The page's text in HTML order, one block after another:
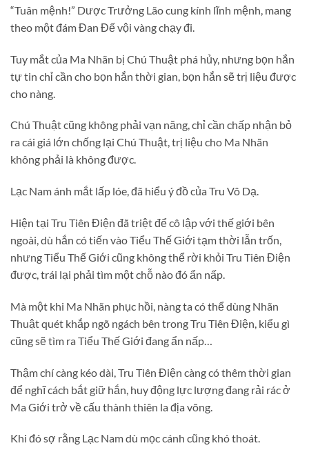
“Tuân mệnh!” Dược Trưởng Lão cung kính lĩnh mệnh, mang
theo một đám Đan Đế vội vàng chạy đi.
Tuy mắt của Ma Nhãn bị Chú Thuật phá hủy, nhưng bọn hắn
tự tin chỉ cần cho bọn hắn thời gian, bọn hắn sẽ trị liệu được
cho nàng.
Chú Thuật cũng không phải vạn năng, chỉ cần chấp nhận bỏ
ra cái giá lớn chống lại Chú Thuật, trị liệu cho Ma Nhãn
không phải là không được.
Lạc Nam ánh mắt lấp lóe, đã hiểu ý đồ của Tru Vô Dạ.
Hiện tại Tru Tiên Điện đã triệt để cô lập với thế giới bên
ngoài, dù hắn có tiến vào Tiểu Thế Giới tạm thời lẫn trốn,
nhưng Tiểu Thế Giới cũng không thể rời khỏi Tru Tiên Điện
được, trái lại phải tìm một chỗ nào đó ẩn nấp.
Mà một khi Ma Nhãn phục hồi, nàng ta có thể dùng Nhãn
Thuật quét khắp ngõ ngách bên trong Tru Tiên Điện, kiểu gì
cũng sẽ tìm ra Tiểu Thế Giới đang ẩn nấp…
Thậm chí càng kéo dài, Tru Tiên Điện càng có thêm thời gian
để nghĩ cách bắt giữ hắn, huy động lực lượng đang rải rác ở
Ma Giới trở về cấu thành thiên la địa võng.
Khi đó sợ rằng Lạc Nam dù mọc cánh cũng khó thoát.